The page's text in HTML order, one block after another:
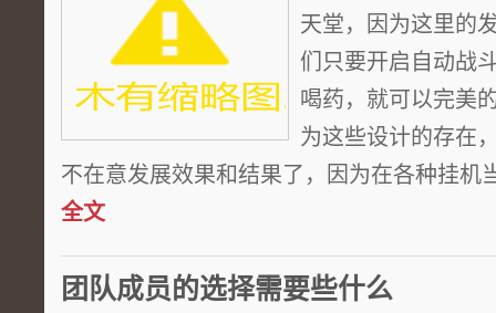
天堂，因为这里的
们只要开启自动战
喝药，就可以完美
为这些设计的存在
不在意发展效果和结果了，因为在各种挂机
全文
团队成员的选择需要些什么